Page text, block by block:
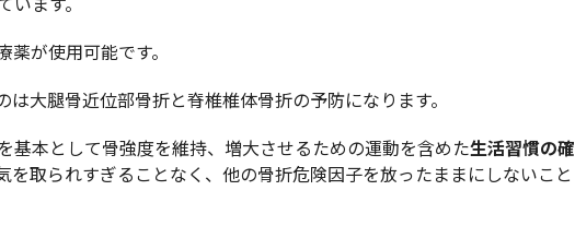
が使用可能です。
大腿骨近位部骨折と脊椎椎体骨折の予防になります。
本として骨強度を維持、増大させるための運動を含めた生活習慣の確
取られすぎることなく、他の骨折危険因子を放ったままにしないこと